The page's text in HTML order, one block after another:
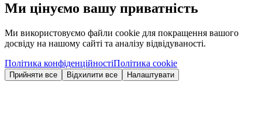
Ми цінуємо вашу приватність
Ми використовуємо файли cookie для покращення вашого
досвіду на нашому сайті та аналізу відвідуваності.
Політика конфіденційностіПолітика cookie
Прийняти все Відхилити все Налаштувати